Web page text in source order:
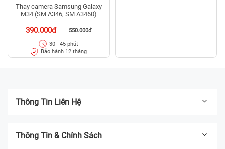
Thay camera Samsung Galaxy
M34 (SM A346, SM A3460)
390.000đ 550.000đ
30 - 45 phút
Bảo hành 12 tháng
Thông Tin Liên Hệ
Thông Tin & Chính Sách